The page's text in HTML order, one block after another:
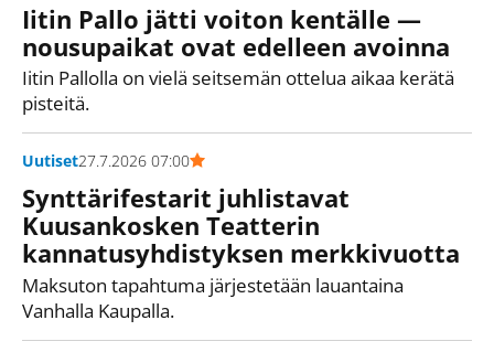
Iitin Pallo jätti voiton kentälle —
nousupaikat ovat edelleen avoinna
Iitin Pallolla on vielä seitsemän ottelua aikaa kerätä
pisteitä.
Uutiset27.7.2026 07:00
Synttärifestarit juhlistavat
Kuusankosken Teatterin
kannatusyhdistyksen merkkivuotta
Maksuton tapahtuma järjestetään lauantaina
Vanhalla Kaupalla.